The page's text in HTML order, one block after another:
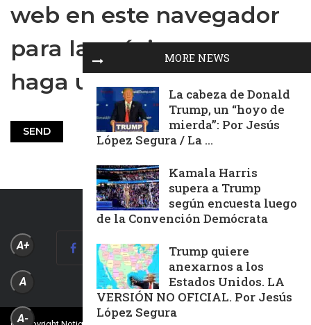
web en este navegador
para la próxima vez que
haga un comentario.
MORE NEWS
La cabeza de Donald
Trump, un “hoyo de
mierda”: Por Jesús
López Segura / La ...
Kamala Harris
supera a Trump
según encuesta luego
de la Convención Demócrata
Trump quiere
anexarnos a los
Estados Unidos. LA
VERSIÓN NO OFICIAL. Por Jesús
López Segura
A+
A
A-